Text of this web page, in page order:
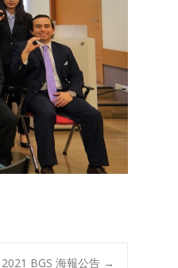
2021 BGS 海報公告 →